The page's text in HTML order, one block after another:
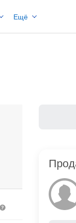
Ещё